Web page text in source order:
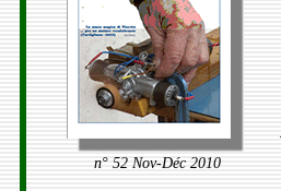
n° 52 Nov-Déc 2010